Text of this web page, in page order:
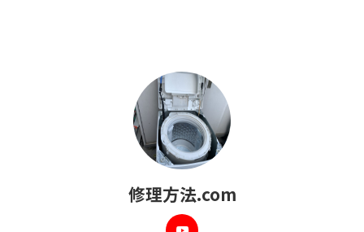
修理方法.com